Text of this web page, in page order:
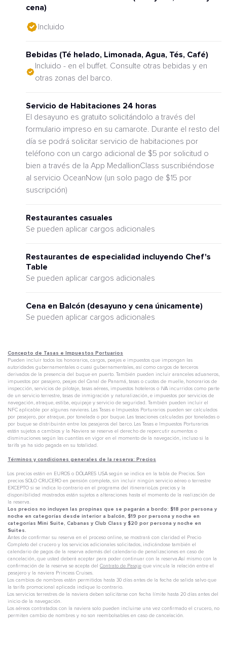
cena)
Incluido
Bebidas (Té helado, Limonada, Agua, Tés, Café)
Incluido - en el buffet. Consulte otras bebidas y en
otras zonas del barco.
Servicio de Habitaciones 24 horas
El desayuno es gratuito solicitándolo a través del
formulario impreso en su camarote. Durante el resto del
día se podrá solicitar servicio de habitaciones por
teléfono con un cargo adicional de $5 por solicitud o
bien a través de la App MedallionClass suscribiéndose
al servicio OceanNow (un solo pago de $15 por
suscripción)
Restaurantes casuales
Se pueden aplicar cargos adicionales
Restaurantes de especialidad incluyendo Chef's
Table
Se pueden aplicar cargos adicionales
Cena en Balcón (desayuno y cena únicamente)
Se pueden aplicar cargos adicionales
Concepto de Tasas e Impuestos Portuarios
Pueden incluir todos los honorarios, cargos, peajes e impuestos que impongan las
autoridades gubernamentales o cuasi gubernamentales, así como cargos de terceros
derivados de la presencia del buque en puerto. También pueden incluir aranceles aduaneros,
impuestos por pasajero, peajes del Canal de Panamá, tasas o cuotas de muelle, honorarios de
inspección, servicios de pilotaje, tasas aéreas, impuestos hoteleros o IVA incurridos como parte
de un servicio terrestre, tasas de inmigración y naturalización, e impuestos por servicios de
navegación, atraque, estiba, equipaje y servicio de seguridad. También pueden incluir el
NFC aplicable por algunas navieras. Las Tasas e Impuestos Porturarios pueden ser calculados
por pasajero, por atraque, por tonelada o por buque. Las tasaciones calculadas por toneladas o
por buque se distribuirán entre los pasajeros del barco. Las Tasas e Impuestos Porturarios
están sujetos a cambios y la Naviera se reserva el derecho de repercutir aumentos o
disminuciones según las cuantías en vigor en el momento de la navegación, incluso si la
tarifa ya ha sido pagada en su totalidad.
Términos y condiciones generales de la reserva: Precios
Los precios están en EUROS o DÓLARES USA según se indica en la tabla de Precios. Son
precios SOLO CRUCERO en pensión completa, sin incluir ningún servicio aéreo o terrestre
EXCEPTO si se indica lo contrario en el programa del itinerario.Los precios y la
disponibilidad mostrados están sujetos a alteraciones hasta el momento de la realización de
la reserva.
Los precios no incluyen las propinas que se pagarán a bordo: $18 por persona y
noche en categorías desde interior a balcón, $19 por persona y noche en
categorías Mini Suite, Cabanas y Club Class y $20 por persona y noche en
Suites.
Antes de confirmar su reserva en el proceso online, se mostrará con claridad el Precio
Completo del crucero y los servicios adicionales solicitados, indicándose también el
calendario de pagos de la reserva además del calendario de penalizaciones en caso de
cancelación, que usted deberá aceptar para poder continuar con la reserva.Así mismo con la
confirmación de la reserva se acepta del Contrato de Pasaje que vincula la relación entre el
pasajero y la naviera Princess Cruises.
Los cambios de nombres están permitidos hasta 30 días antes de la fecha de salida salvo que
la tarifa promocional aplicada indique lo contrario.
Los servicios terrestres de la naviera deben solicitarse con fecha límite hasta 20 días antes del
inicio de la navegación.
Los aéreos contratados con la naviera solo pueden incluirse una vez confirmado el crucero, no
permiten cambio de nombres y no son reembolsables en caso de cancelación.